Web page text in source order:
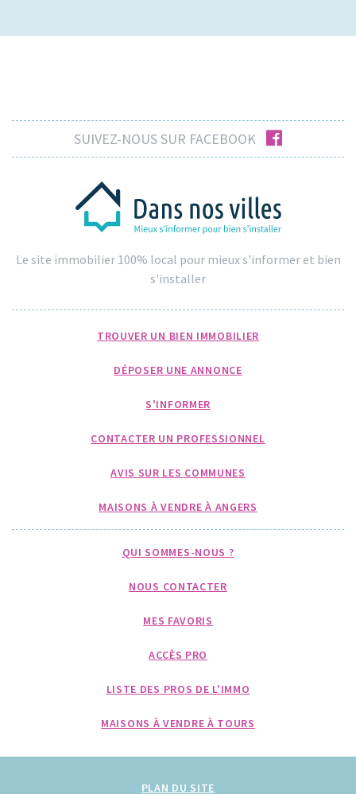
SUIVEZ-NOUS SUR FACEBOOK facebook
Le site immobilier 100% local pour mieux s'informer et bien
s'installer
TROUVER UN BIEN IMMOBILIER
DÉPOSER UNE ANNONCE
S'INFORMER
CONTACTER UN PROFESSIONNEL
AVIS SUR LES COMMUNES
MAISONS À VENDRE À ANGERS
QUI SOMMES-NOUS ?
NOUS CONTACTER
MES FAVORIS
ACCÈS PRO
LISTE DES PROS DE L'IMMO
MAISONS À VENDRE À TOURS
PLAN DU SITE